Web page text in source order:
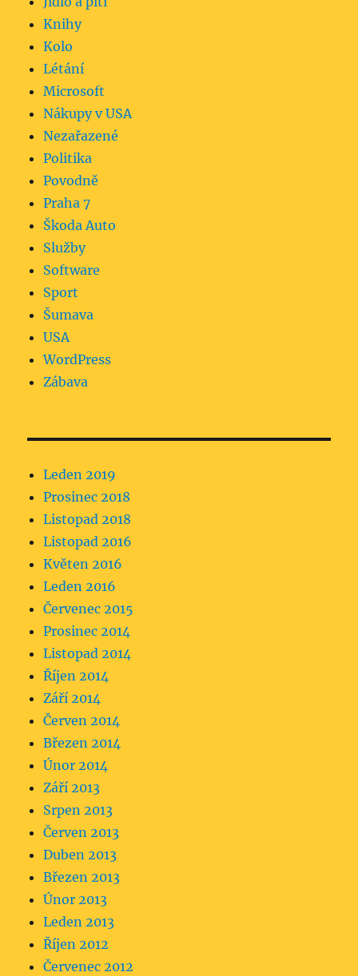
Knihy
Kolo
Létání
Microsoft
Nákupy v USA
Nezařazené
Politika
Povodně
Praha 7
Škoda Auto
Služby
Software
Sport
Šumava
USA
WordPress
Zábava
Leden 2019
Prosinec 2018
Listopad 2018
Listopad 2016
Květen 2016
Leden 2016
Červenec 2015
Prosinec 2014
Listopad 2014
Říjen 2014
Září 2014
Červen 2014
Březen 2014
Únor 2014
Září 2013
Srpen 2013
Červen 2013
Duben 2013
Březen 2013
Únor 2013
Leden 2013
Říjen 2012
Červenec 2012